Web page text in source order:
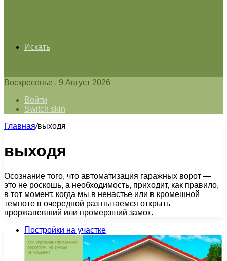
Искать
Воскресенье , 9 Август 2026
Войти
Switch skin
Главная/выходя
выходя
Осознание того, что автоматизация гаражных ворот —
это не роскошь, а необходимость, приходит, как правило,
в тот момент, когда мы в ненастье или в кромешной
темноте в очередной раз пытаемся открыть
проржавевший или промерзший замок.
Постройки на участке